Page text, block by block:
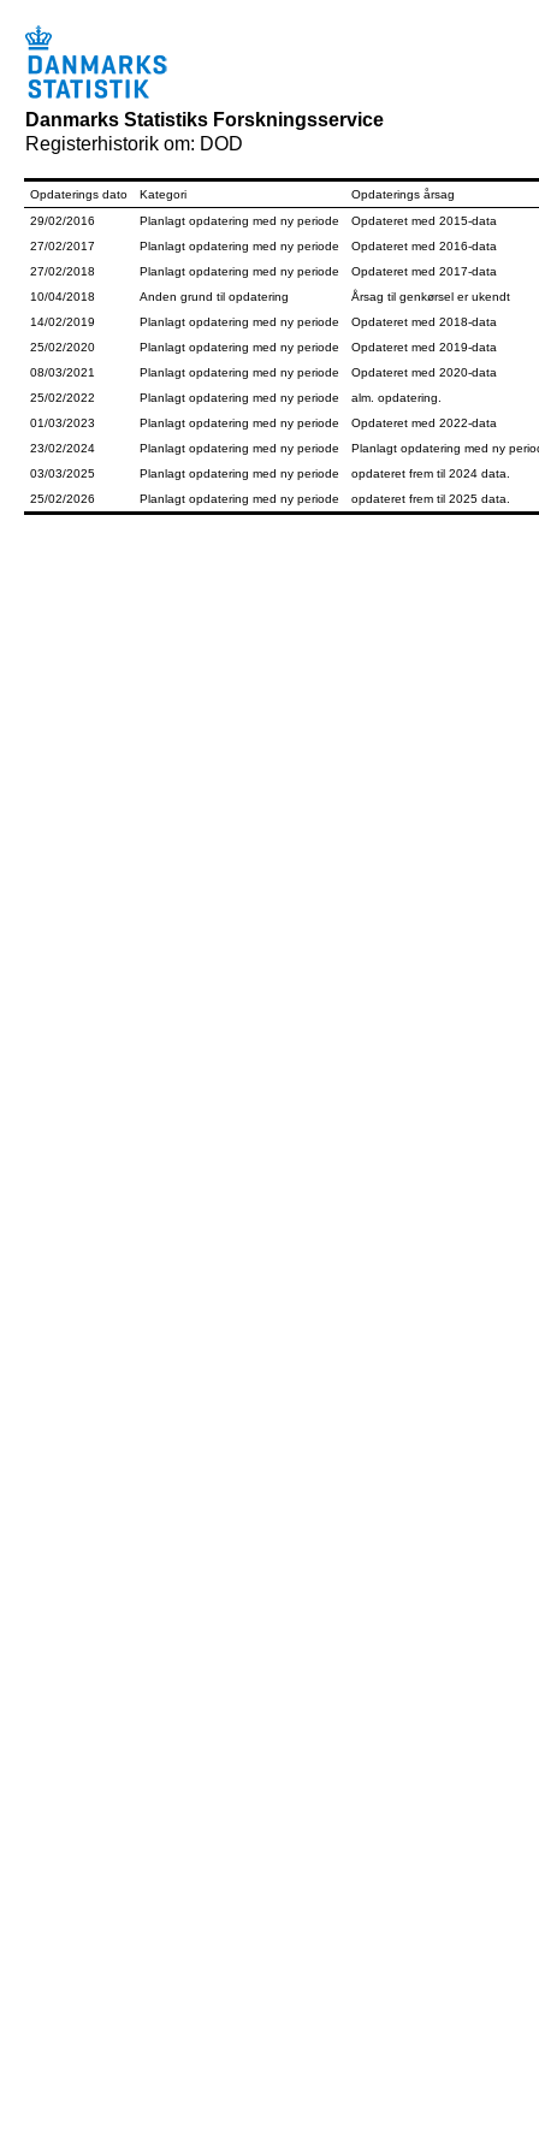
Danmarks Statistiks Forskningsservice
Registerhistorik om: DOD
Opdaterings dato Kategori
Opdaterings årsag
29/02/2016
Planlagt opdatering med ny periode
Opdateret med 2015-data
27/02/2017
Planlagt opdatering med ny periode
Opdateret med 2016-data
27/02/2018
Planlagt opdatering med ny periode
Opdateret med 2017-data
10/04/2018
Anden grund til opdatering
Årsag til genkørsel er ukendt
14/02/2019
Planlagt opdatering med ny periode
Opdateret med 2018-data
25/02/2020
Planlagt opdatering med ny periode
Opdateret med 2019-data
08/03/2021
Planlagt opdatering med ny periode
Opdateret med 2020-data
25/02/2022
Planlagt opdatering med ny periode
alm. opdatering.
01/03/2023
Planlagt opdatering med ny periode
Opdateret med 2022-data
23/02/2024
Planlagt opdatering med ny periode
Planlagt opdatering med ny
03/03/2025
Planlagt opdatering med ny periode
opdateret frem til 2024 data.
25/02/2026
Planlagt opdatering med ny periode opdateret frem til 2025 data.